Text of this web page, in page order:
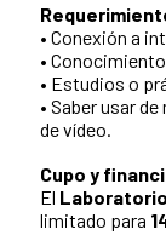
• Conexión a
•
• Estudios o
• Saber usar
de vídeo.
Cupo y
El
limitado para